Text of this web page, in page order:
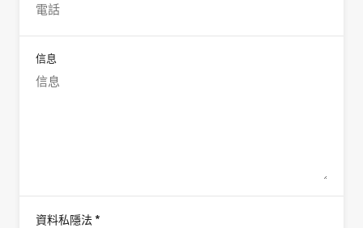
信息
資料私隱法 *